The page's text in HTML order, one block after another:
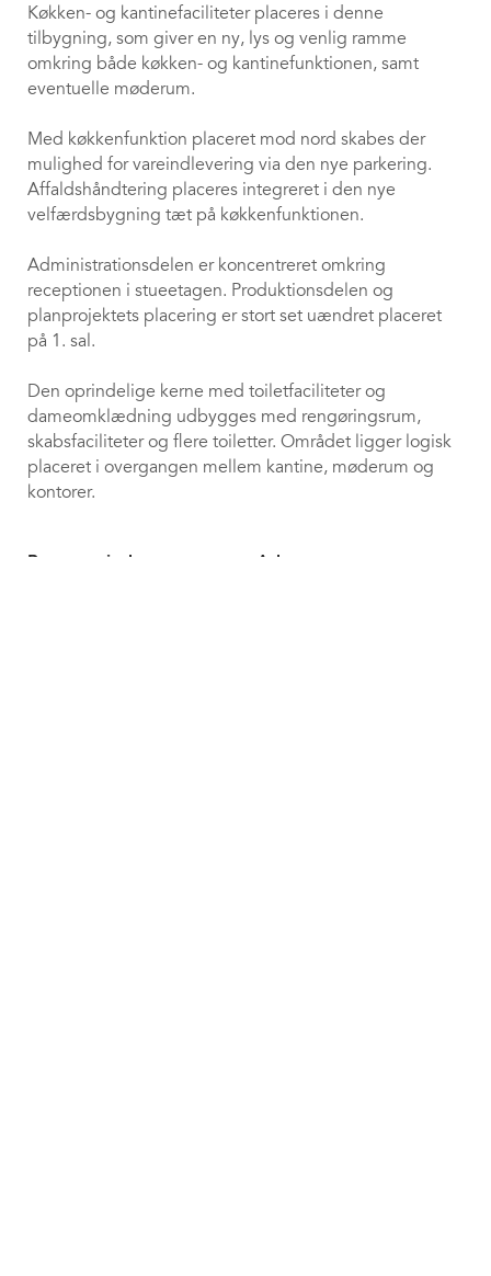
Køkken- og kantinefaciliteter placeres i denne
tilbygning, som giver en ny, lys og venlig ramme
omkring både køkken- og kantinefunktionen, samt
eventuelle møderum.
Med køkkenfunktion placeret mod nord skabes der
mulighed for vareindlevering via den nye parkering.
Affaldshåndtering placeres integreret i den nye
velfærdsbygning tæt på køkkenfunktionen.
Administrationsdelen er koncentreret omkring
receptionen i stueetagen. Produktionsdelen og
planprojektets placering er stort set uændret placeret
på 1. sal.
Den oprindelige kerne med toiletfaciliteter og
dameomklædning udbygges med rengøringsrum,
skabsfaciliteter og flere toiletter. Området ligger logisk
placeret i overgangen mellem kantine, møderum og
kontorer.